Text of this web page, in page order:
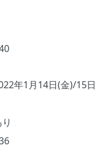
年1月14日(金)/15日